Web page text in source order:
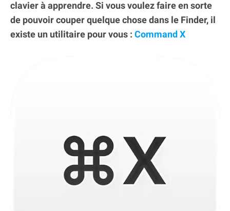
clavier à apprendre. Si vous voulez faire en sorte
de pouvoir couper quelque chose dans le Finder, il
existe un utilitaire pour vous : Command X